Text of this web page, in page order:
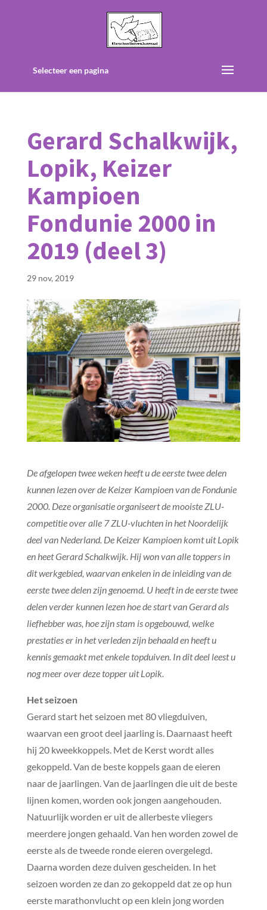
Selecteer een pagina
Gerard Schalkwijk,
Lopik, Keizer
Kampioen
Fondunie 2000 in
2019 (deel 3)
29 nov, 2019
De afgelopen twee weken heeft u de eerste twee delen
kunnen lezen over de Keizer Kampioen van de Fondunie
2000. Deze organisatie organiseert de mooiste ZLU-
competitie over alle 7 ZLU-vluchten in het Noordelijk
deel van Nederland. De Keizer Kampioen komt uit Lopik
en heet Gerard Schalkwijk. Hij won van alle toppers in
dit werkgebied, waarvan enkelen in de inleiding van de
eerste twee delen zijn genoemd. U heeft in de eerste twee
delen verder kunnen lezen hoe de start van Gerard als
liefhebber was, hoe zijn stam is opgebouwd, welke
prestaties er in het verleden zijn behaald en heeft u
kennis gemaakt met enkele topduiven. In dit deel leest u
nog meer over deze topper uit Lopik.
Het seizoen
Gerard start het seizoen met 80 vliegduiven,
waarvan een groot deel jaarling is. Daarnaast heeft
hij 20 kweekkoppels. Met de Kerst wordt alles
gekoppeld. Van de beste koppels gaan de eieren
naar de jaarlingen. Van de jaarlingen die uit de beste
lijnen komen, worden ook jongen aangehouden.
Natuurlijk worden er uit de allerbeste vliegers
meerdere jongen gehaald. Van hen worden zowel de
eerste als de tweede ronde eieren overgelegd.
Daarna worden deze duiven gescheiden. In het
seizoen worden ze dan zo gekoppeld dat ze op hun
eerste marathonvlucht op een klein jong worden